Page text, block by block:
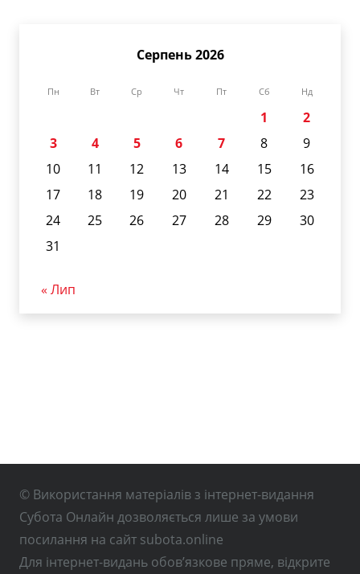
Серпень 2026
Пн Вт Ср Чт Пт Сб Нд
1
2
3
4 5 6 7 8
9
10
11 12 13 14 15
16
17
18 19 20 21 22
23
24
25 26 27 28 29
30
31
« Лип
© Використання матеріалів з інтернет-видання
Субота Онлайн дозволяється лише за умови
посилання на сайт subota.online
Для інтернет-видань обов’язкове пряме, відкрите